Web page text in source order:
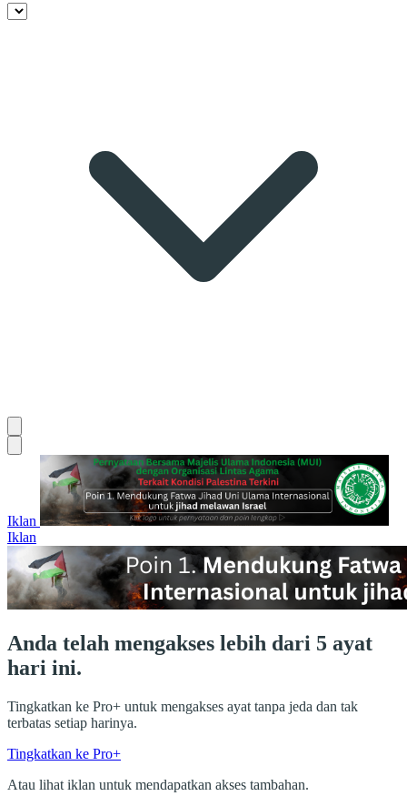
Iklan
Iklan
Anda telah mengakses lebih dari 5 ayat
hari ini.
Tingkatkan ke Pro+ untuk mengakses ayat tanpa jeda dan tak
terbatas setiap harinya.
Tingkatkan ke Pro+
Atau lihat iklan untuk mendapatkan akses tambahan.